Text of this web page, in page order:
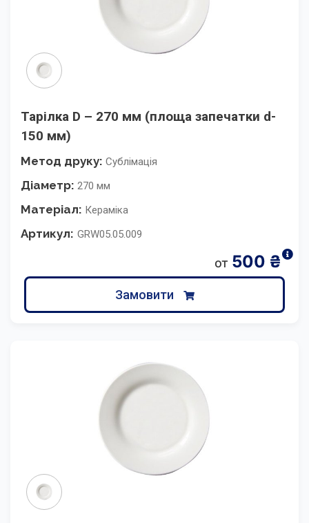
Тарілка D – 270 мм (площа запечатки d-
150 мм)
Метод друку: Сублімація
Діаметр: 270 мм
Матеріал: Кераміка
Артикул: GRW05.05.009
от 500 ₴
Замовити